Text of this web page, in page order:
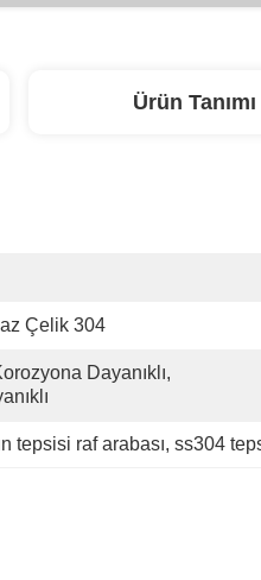
Ürün Tanımı
Çelik 304
Dayanıklı,
tepsisi raf arabası, ss304